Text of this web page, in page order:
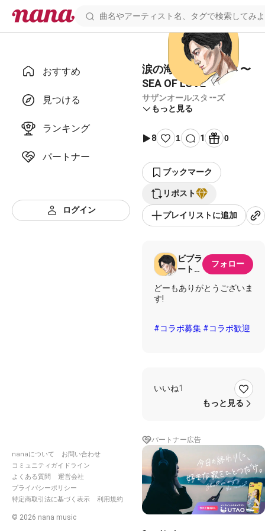
おすすめ
見つける
ランキング
パートナー
ログイン
nanaについて
お問い合わせ
コミュニティガイドライン
よくある質問
運営会社
プライバシーポリシー
特定商取引法に基づく表示
利用規約
© 2026 nana music
涙の海で抱かれたい 〜
SEA OF LOVE〜
サザンオールスターズ
もっと見る
8 1 1 0
ブックマーク
リポスト
プレイリストに追加
ビブラ
ート山
フォロー
どーもありがとうございま
す!
#コラボ募集 #コラボ歓迎
いいね1
もっと見る
パートナー広告